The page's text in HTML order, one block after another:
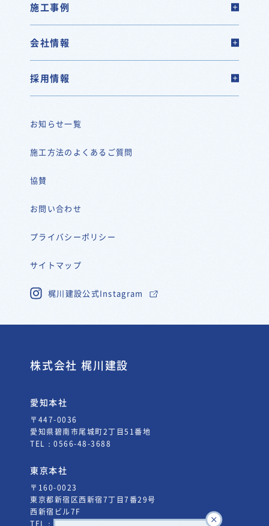
施工事例
会社情報
採用情報
お知らせ一覧
施工方法のよくあるご質問
協賛
お問い合わせ
プライバシーポリシー
サイトマップ
梶川建設公式Instagram
株式会社 梶川建設
愛知本社
〒447-0036
愛知県碧南市尾城町2丁目51番地
TEL： 0566-48-3688
東京本社
〒160-0023
東京都新宿区西新宿7丁目7番29号
西新宿ビル7F
TEL： 03-5338-3660